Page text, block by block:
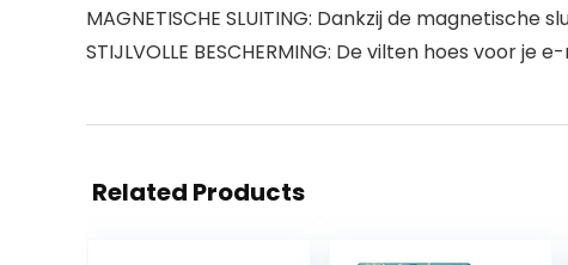
MAGNETISCHE SLUITING: Dankzij de
STIJLVOLLE BESCHERMING: De vilten hoes voor
Related Products